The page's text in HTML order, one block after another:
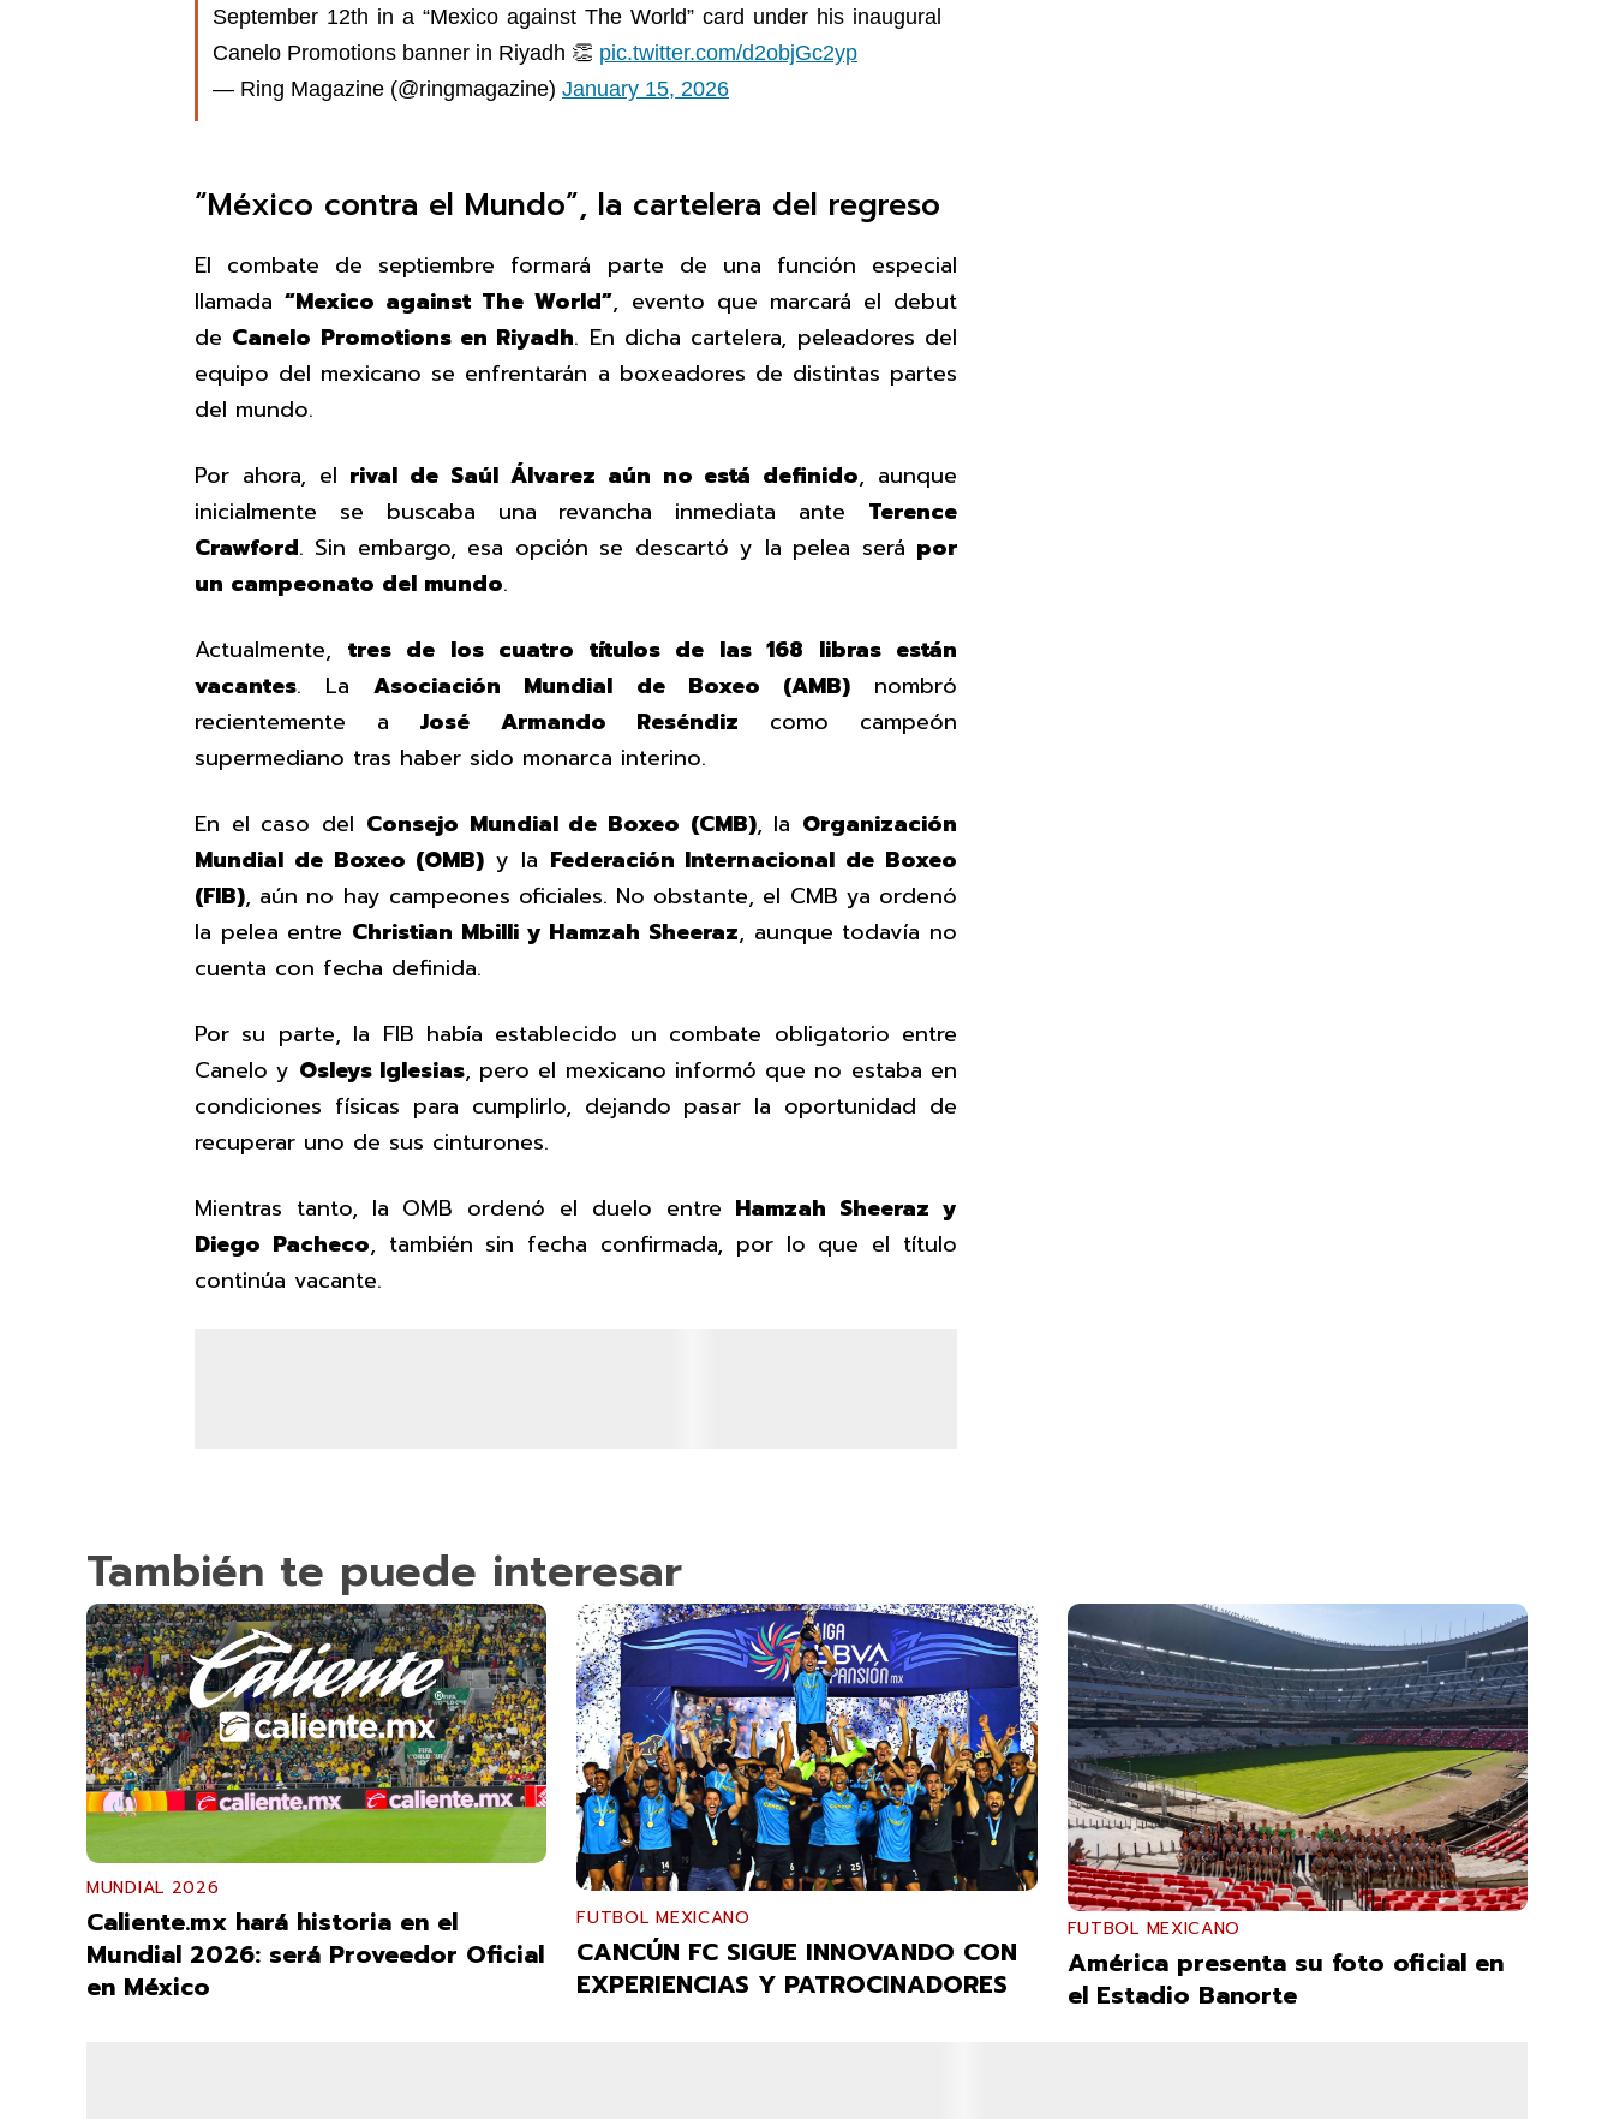
September 12th in a “Mexico against The World” card under his inaugural
Canelo Promotions banner in Riyadh 👏 pic.twitter.com/d2objGc2yp
— Ring Magazine (@ringmagazine) January 15, 2026
“México contra el Mundo”, la cartelera del regreso
El combate de septiembre formará parte de una función especial
llamada“Mexico against The World”, evento que marcará el debut
de Canelo Promotions en Riyadh. En dicha cartelera, peleadores del
equipo del mexicano se enfrentarán a boxeadores de distintas partes
del mundo.
Por ahora, el rival de Saúl Álvarez aún no está definido, aunque
inicialmente se buscaba una revancha inmediata ante Terence
Crawford. Sin embargo, esa opción se descartó y la pelea será por
un campeonato del mundo.
Actualmente, tres de los cuatro títulos de las 168 libras están
vacantes. LaAsociación Mundial de Boxeo (AMB)nombró
recientemente aJosé Armando Reséndiz como campeón
supermediano tras haber sido monarca interino.
En el caso del Consejo Mundial de Boxeo (CMB), la Organización
Mundial de Boxeo (OMB) y la Federación Internacional de Boxeo
(FIB), aún no hay campeones oficiales. No obstante, el CMB ya ordenó
la pelea entre Christian Mbilli y Hamzah Sheeraz, aunque todavía no
cuenta con fecha definida.
Por su parte, la FIB había establecido un combate obligatorio entre
Canelo y Osleys Iglesias, pero el mexicano informó que no estaba en
condiciones físicas para cumplirlo, dejando pasar la oportunidad de
recuperar uno de sus cinturones.
Mientras tanto, la OMB ordenó el duelo entre Hamzah Sheeraz y
Diego Pacheco, también sin fecha confirmada, por lo que el título
continúa vacante.
También te puede interesar
MUNDIAL 2026
Caliente.mx hará historia en el
Mundial 2026: será Proveedor Oficial
en México
FUTBOL MEXICANO
CANCÚN FC SIGUE INNOVANDO CON
EXPERIENCIAS Y PATROCINADORES
FUTBOL MEXICANO
América presenta su foto oficial en
el Estadio Banorte